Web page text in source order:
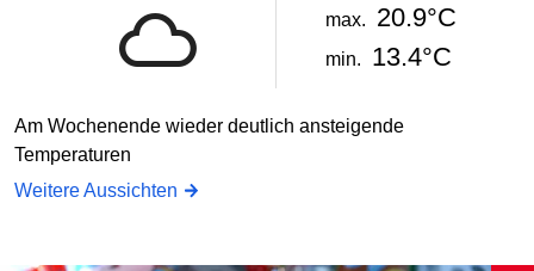
max. 20.9°C
min. 13.4°C
Am Wochenende wieder deutlich ansteigende
Temperaturen
Weitere Aussichten